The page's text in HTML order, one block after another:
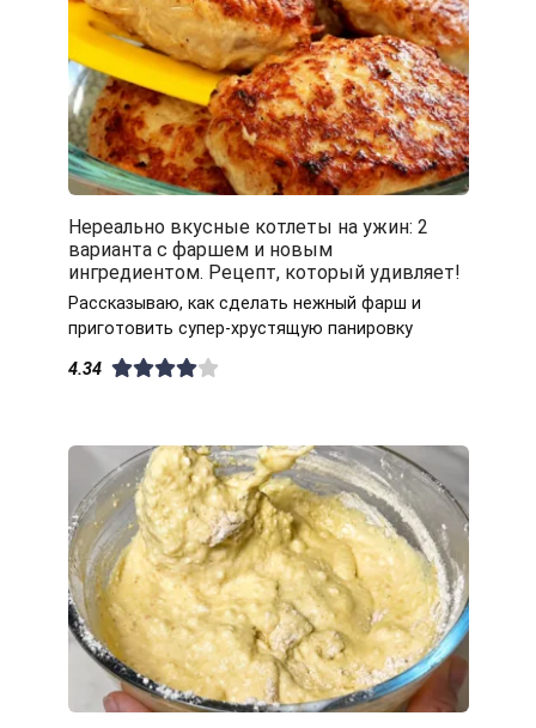
Нереально вкусные котлеты на ужин: 2
варианта с фаршем и новым
ингредиентом. Рецепт, который удивляет!
Рассказываю, как сделать нежный фарш и
приготовить супер-хрустящую панировку
4.34